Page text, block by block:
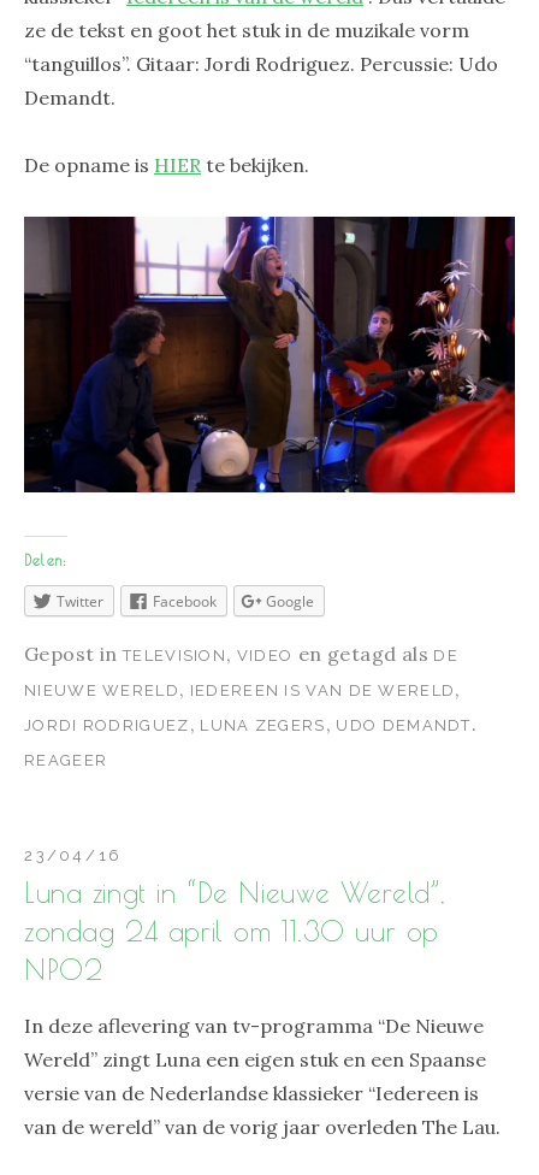
ze de tekst en goot het stuk in de muzikale vorm
“tanguillos”. Gitaar: Jordi Rodriguez. Percussie: Udo
Demandt.
De opname is HIER te bekijken.
Delen:
Twitter Facebook Google
Gepost inTELEVISION , VIDEO en getagd als DE
NIEUWE WERELD , IEDEREEN IS VAN DE WERELD ,
JORDI RODRIGUEZ , LUNA ZEGERS , UDO DEMANDT.
REAGEER
Luna zingt in “De Nieuwe Wereld”,
zondag 24 april om 11.30 uur op
NPO2
23/04/16
In deze aflevering van tv-programma “De Nieuwe
Wereld” zingt Luna een eigen stuk en een Spaanse
versie van de Nederlandse klassieker “Iedereen is
van de wereld” van de vorig jaar overleden The Lau.